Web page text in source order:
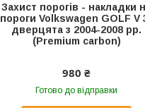
Захист порогів - накладки
пороги Volkswagen GOLF V
дверцята з 2004-2008 рр.
(Premium carbon)
980 ₴
Готово до відправки